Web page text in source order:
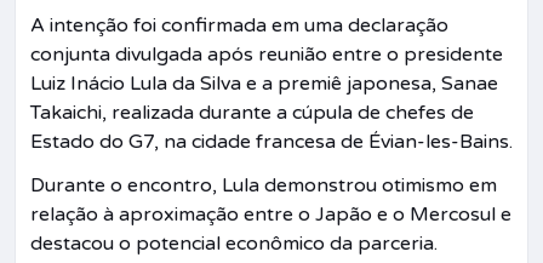
A intenção foi confirmada em uma declaração
conjunta divulgada após reunião entre o presidente
Luiz Inácio Lula da Silva e a premiê japonesa, Sanae
Takaichi, realizada durante a cúpula de chefes de
Estado do G7, na cidade francesa de Évian-les-Bains.
Durante o encontro, Lula demonstrou otimismo em
relação à aproximação entre o Japão e o Mercosul e
destacou o potencial econômico da parceria.